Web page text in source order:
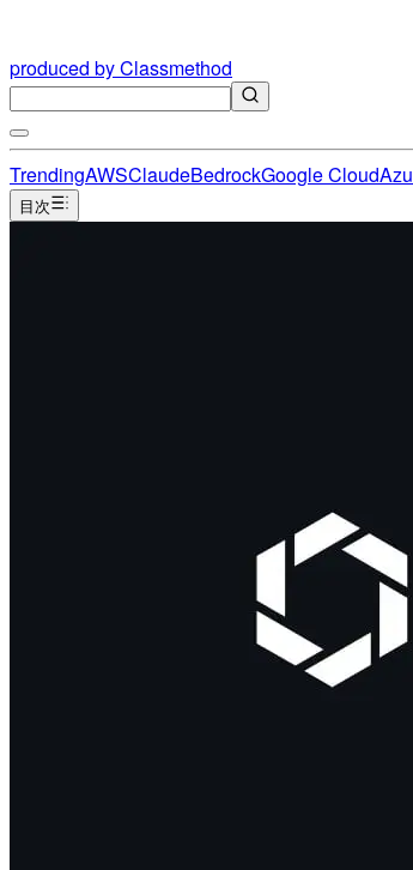
produced by Classmethod
TrendingAWSClaudeBedrockGoogle Cloud
目次